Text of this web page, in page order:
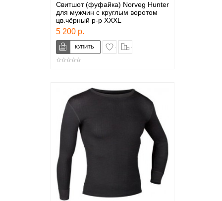
Свитшот (фуфайка) Norveg Hunter
для мужчин с круглым воротом
цв.чёрный р-р XXXL
5 200 р.
в закладки